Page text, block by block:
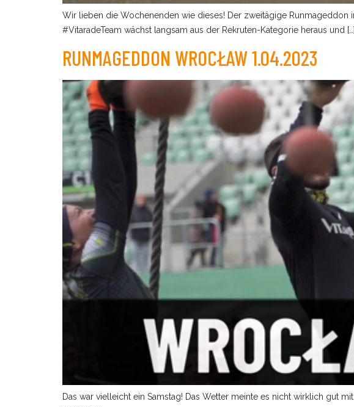
Wir lieben die Wochenenden wie dieses! Der zweitägige Runmageddon
#VitaradeTeam wächst langsam aus der Rekruten-Kategorie heraus und […]
RUNMAGEDDON WROCŁAW 1.04.2023
Das war vielleicht ein Samstag! Das Wetter meinte es nicht wirklich gut